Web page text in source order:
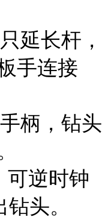
延长杆，
手连接
柄，钻头
可逆时钟
头。